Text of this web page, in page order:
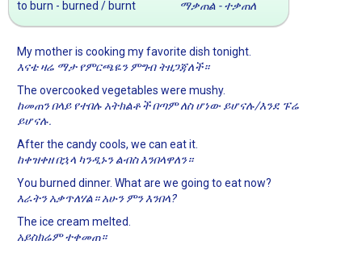
to burn - burned / burnt ማቃጠል - ተቃጠለ
My mother is cooking my favorite dish tonight.
እናቴ ዛሬ ማታ የምርጫዬን ምግብ ትዘጋጃለች።
The overcooked vegetables were mushy.
ከመጠን በላይ የተበሉ አትክልቶች በጣም ለስ ሆነው ይሆናሉ/እንደ ፑሬ
ይሆናሉ.
After the candy cools, we can eat it.
ከቀዝቀዘ በኋላ ካንዲኑን ልብስ እንበላዋለን።
You burned dinner. What are we going to eat now?
እራትን አቃጥለሃል። አሁን ምን እንበላ?
The ice cream melted.
አይስክሬም ተቀመጠ።